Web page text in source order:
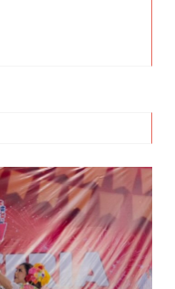
CONCIENCIA